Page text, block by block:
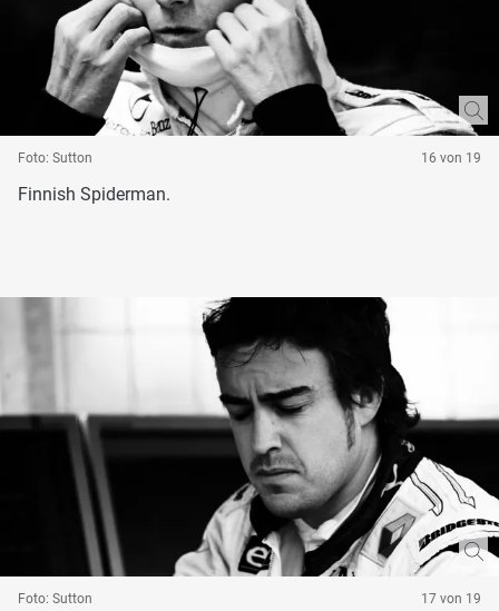
Foto: Sutton 16 von 19
Finnish Spiderman.
Foto: Sutton 17 von 19